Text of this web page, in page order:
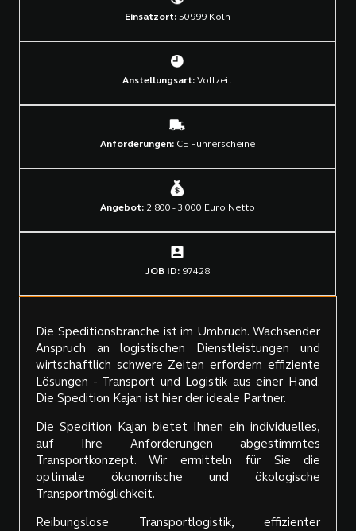
Einsatzort:50999 Köln
Anstellungsart: Vollzeit
Anforderungen:CE Führerscheine
Angebot:2.800 - 3.000 Euro Netto
JOB ID:97428
Die Speditionsbranche ist im Umbruch. Wachsender
Anspruch an logistischen Dienstleistungen und
wirtschaftlich schwere Zeiten erfordern effiziente
Lösungen - Transport und Logistik aus einer Hand.
Die Spedition Kajan ist hier der ideale Partner.
Die Spedition Kajan bietet Ihnen ein individuelles,
auf Ihre Anforderungen abgestimmtes
Transportkonzept. Wir ermitteln für Sie die
optimale ökonomische und ökologische
Transportmöglichkeit.
Reibungslose Transportlogistik, effizienter